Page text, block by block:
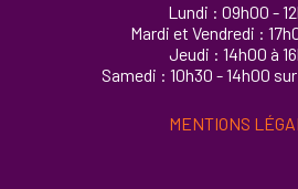
Lundi : 09h00 -
Mardi et Vendredi :
Jeudi : 14h00 à
Samedi : 10h30 - 14h00
MENTIONS